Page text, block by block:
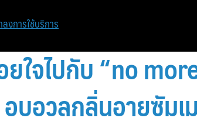
ท่องเที่ยว
ใจไปกับ “no
บอวลกลิ่นอายซัมเ
งการใช้บริการ